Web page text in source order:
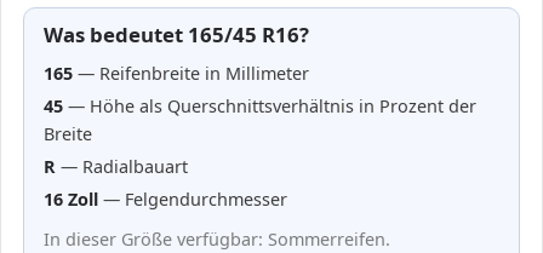
Was bedeutet 165/45 R16?
165 — Reifenbreite in Millimeter
45 — Höhe als Querschnittsverhältnis in Prozent der
Breite
R — Radialbauart
16 Zoll — Felgendurchmesser
In dieser Größe verfügbar: Sommerreifen.